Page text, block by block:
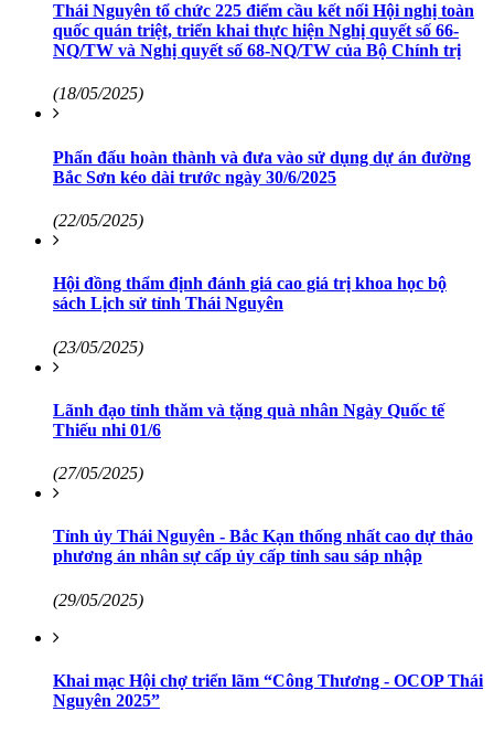
Thái Nguyên tổ chức 225 điểm cầu kết nối Hội nghị toàn
quốc quán triệt, triển khai thực hiện Nghị quyết số 66-
NQ/TW và Nghị quyết số 68-NQ/TW của Bộ Chính trị
(18/05/2025)
Phấn đấu hoàn thành và đưa vào sử dụng dự án đường
Bắc Sơn kéo dài trước ngày 30/6/2025
(22/05/2025)
Hội đồng thẩm định đánh giá cao giá trị khoa học bộ
sách Lịch sử tỉnh Thái Nguyên
(23/05/2025)
Lãnh đạo tỉnh thăm và tặng quà nhân Ngày Quốc tế
Thiếu nhi 01/6
(27/05/2025)
Tỉnh ủy Thái Nguyên - Bắc Kạn thống nhất cao dự thảo
phương án nhân sự cấp ủy cấp tỉnh sau sáp nhập
(29/05/2025)
Khai mạc Hội chợ triển lãm “Công Thương - OCOP Thái
Nguyên 2025”